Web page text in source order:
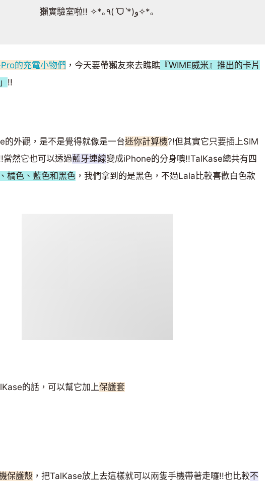
獺實驗室啦!! ✧*｡٩(ˊᗜˋ*)و✧*｡
的充電小物們 ，今天要帶獺友來去瞧瞧 『WIME威米』推出的卡片
!!
的外觀，是不是覺得就像是一台迷你計算機?!但其實它只要插上SIM
當然它也可以透過藍牙連線變成iPhone的分身噢!!TalKase總共有四
橘色、藍色和黑色 ，我們拿到的是黑色，不過Lala比較喜歡白色款
的話，可以幫它加上保護套
保護殼 ，把TalKase放上去這樣就可以兩隻手機帶著走囉!!也比較不